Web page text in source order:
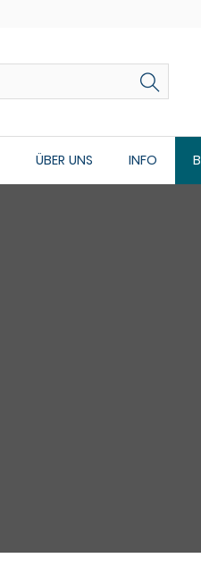
ÜBER UNS INFO